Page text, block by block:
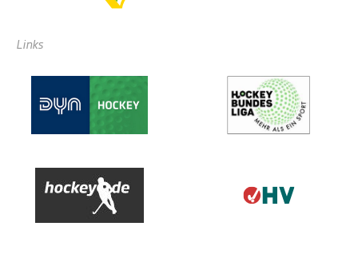
Links